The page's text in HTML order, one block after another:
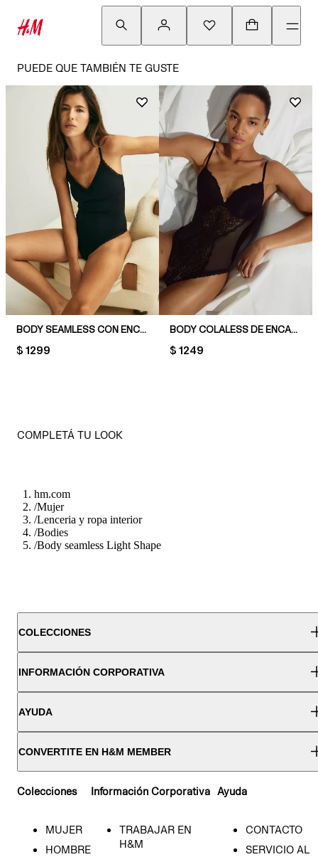
PUEDE QUE TAMBIÉN TE GUSTE
BODY SEAMLESS CON ENCAJE
PRICE:
$ 1299
BODY COLALESS DE ENCAJE CON PUSH-UP
PRICE:
$ 1249
COMPLETÁ TU LOOK
hm.com
/Mujer
/Lenceria y ropa interior
/Bodies
/Body seamless Light Shape
COLECCIONES
INFORMACIÓN CORPORATIVA
AYUDA
CONVERTITE EN H&M MEMBER
Colecciones
MUJER
HOMBRE
Información Corporativa
TRABAJAR EN
H&M
Ayuda
CONTACTO
SERVICIO AL